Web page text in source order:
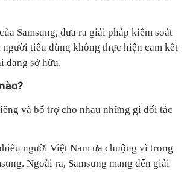
Samsung, đưa ra giải pháp kiểm soát
tiêu dùng không thực hiện cam kết
đang sở hữu.
và bổ trợ cho nhau những gì đối tác
người Việt Nam ưa chuộng vì trong
Ngoài ra, Samsung mang đến giải